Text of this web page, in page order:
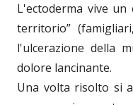
L'ectoderma vive
territorio”
l'ulcerazione della
dolore lancinante.
Una volta risolto si